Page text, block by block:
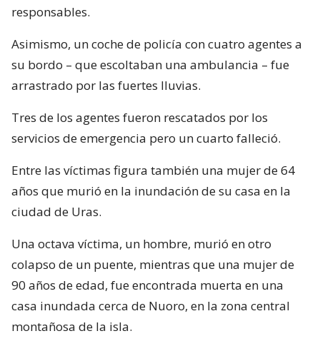
responsables.
Asimismo, un coche de policía con cuatro agentes a
su bordo – que escoltaban una ambulancia – fue
arrastrado por las fuertes lluvias.
Tres de los agentes fueron rescatados por los
servicios de emergencia pero un cuarto falleció.
Entre las víctimas figura también una mujer de 64
años que murió en la inundación de su casa en la
ciudad de Uras.
Una octava víctima, un hombre, murió en otro
colapso de un puente, mientras que una mujer de
90 años de edad, fue encontrada muerta en una
casa inundada cerca de Nuoro, en la zona central
montañosa de la isla.